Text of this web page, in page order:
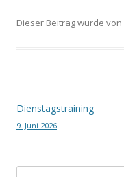
Dieser Beitrag wurde von
Beitrags-
Navigation
Dienstagstraining
9. Juni 2026